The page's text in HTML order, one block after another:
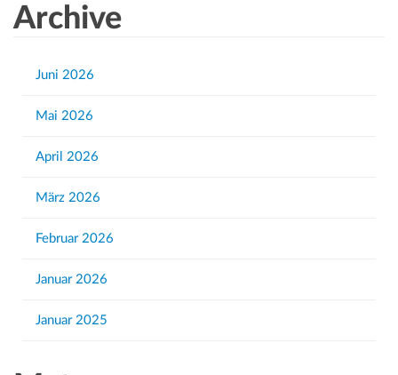
rArchive
Juni 2026
Mai 2026
April 2026
März 2026
Februar 2026
Januar 2026
Januar 2025